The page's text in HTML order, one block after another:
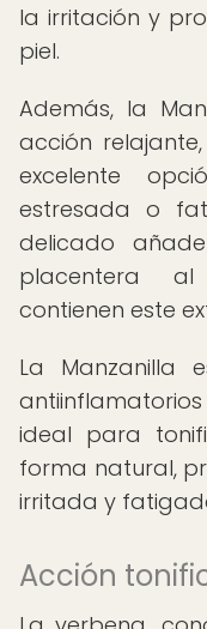
la irritación y
piel.
Además, la
acción
excelente
estresada o
delicado
placentera
contienen este
La Manzanilla
ideal para
forma natural,
irritada y
Acción